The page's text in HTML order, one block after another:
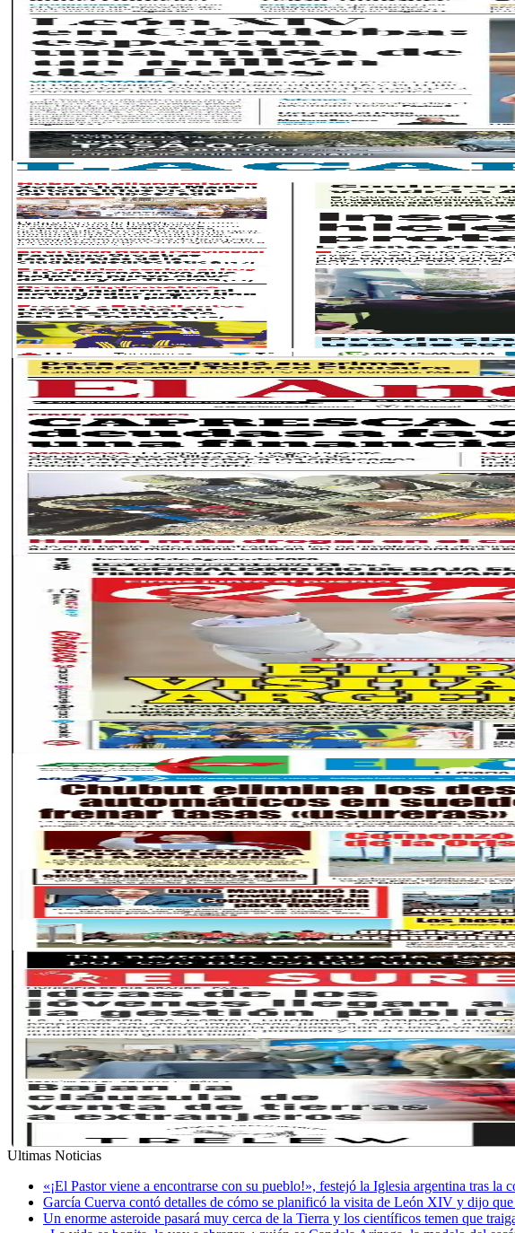
Ultimas Noticias
«¡El Pastor viene a encontrarse con su pueblo!», festejó la Iglesia argentina tras
García Cuerva contó detalles de cómo se planificó la visita de León XIV y dijo que
Un enorme asteroide pasará muy cerca de la Tierra y los científicos temen que